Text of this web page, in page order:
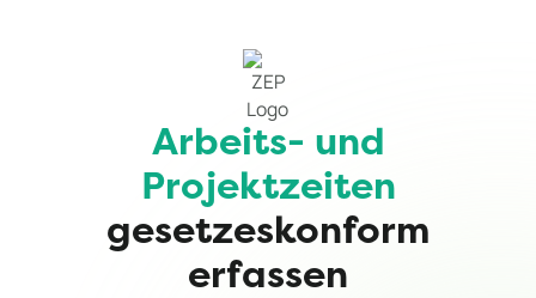
Arbeits- und
Projektzeiten
gesetzeskonform
erfassen